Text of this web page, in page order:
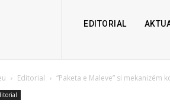
EDITORIAL
Editorial “Paketa e Maleve” si